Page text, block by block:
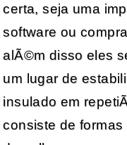
certa, seja uma
software ou
alÃ©m disso eles
um lugar de
insulado em
consiste de formas